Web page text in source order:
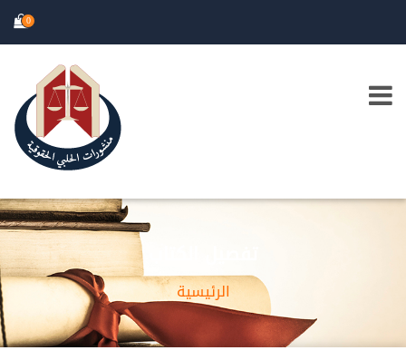
0
الرئيسية